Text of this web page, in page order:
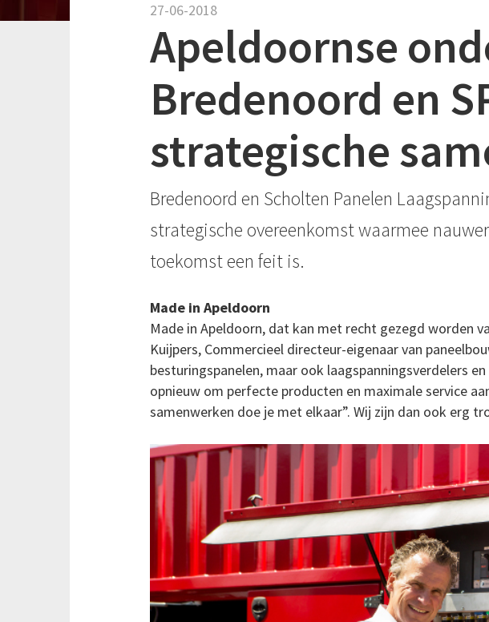
27-06-2018
Apeldoornse
Bredenoord en
strategische
Bredenoord en Scholten Panelen
strategische overeenkomst waarmee
toekomst een feit is.
Made in Apeldoorn
Made in Apeldoorn, dat kan met recht gezegd worden
Kuijpers, Commercieel directeur-eigenaar van
besturingspanelen, maar ook laagspanningsverdelers
opnieuw om perfecte producten en maximale service
samenwerken doe je met elkaar”. Wij zijn dan ook erg